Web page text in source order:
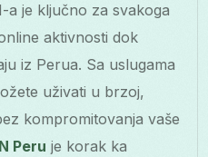
a je ključno za svakoga
aktivnosti dok
iz Perua. Sa uslugama
uživati u brzoj,
kompromitovanja vaše
Peru je korak ka